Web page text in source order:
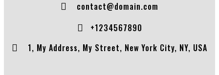
contact@domain.com
+1234567890
1, My Address, My Street, New York City, NY, USA